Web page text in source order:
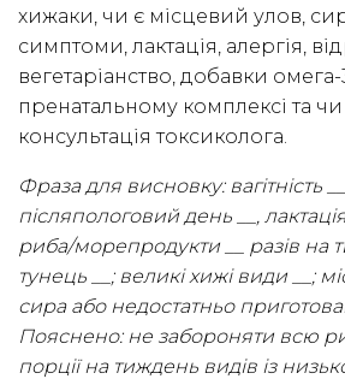
хижаки, чи є місцевий улов,
симптоми, лактація, алергія,
вегетаріанство, добавки
пренатальному комплексі та
консультація токсиколога.
Фраза для висновку: вагітність
післяпологовий день __,
риба/морепродукти __ разів на
тунець __; великі хижі види __;
сира або недостатньо
Пояснено: не забороняти всю
порції на тиждень видів із